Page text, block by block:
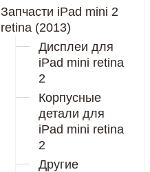
Запчасти iPad mini 2
retina (2013)
Дисплеи для
iPad mini retina
2
Корпусные
детали для
iPad mini retina
2
Другие